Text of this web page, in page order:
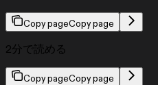
Copy pageCopy page
2分で読める
Copy pageCopy page